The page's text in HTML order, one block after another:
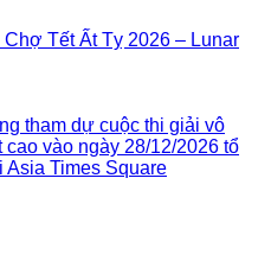
Tết Ất Tỵ 2026 – Lunar
tham dự cuộc thi giải vô
vào ngày 28/12/2026 tổ
Times Square